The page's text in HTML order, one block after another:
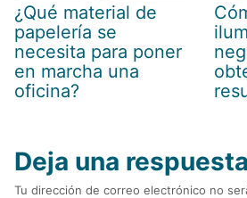
¿Qué material de
papelería se
necesita para poner
en marcha una
oficina?
Deja una respuesta
Tu dirección de correo electrónico no